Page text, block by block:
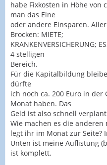
habe Fixkosten in Höhe von
man das Eine
oder andere Einsparen.
Brocken: MIETE;
KRANKENVERSICHERUNG;
4 stelligen
Bereich.
Für die Kapitalbildung
dürfte
ich noch ca. 200 Euro in
Monat haben. Das
Geld ist also schnell
Wie machen es die
legt ihr im Monat zur Seite?
Unten ist meine Auflistung
ist komplett.